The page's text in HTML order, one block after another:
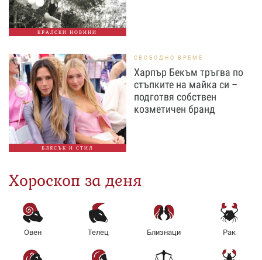
КРАЛСКИ НОВИНИ
БЛЯСЪК И СТИЛ
СВОБОДНО ВРЕМЕ
Харпър Бекъм тръгва по
стъпките на майка си –
подготвя собствен
козметичен бранд
Хороскоп за деня
Овен Телец Близнаци Рак